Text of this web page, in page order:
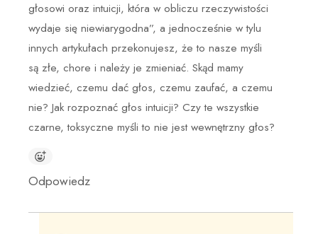
głosowi oraz intuicji, która w obliczu rzeczywistości
wydaje się niewiarygodna”, a jednocześnie w tylu
innych artykułach przekonujesz, że to nasze myśli
są złe, chore i należy je zmieniać. Skąd mamy
wiedzieć, czemu dać głos, czemu zaufać, a czemu
nie? Jak rozpoznać głos intuicji? Czy te wszystkie
czarne, toksyczne myśli to nie jest wewnętrzny głos?
Odpowiedz